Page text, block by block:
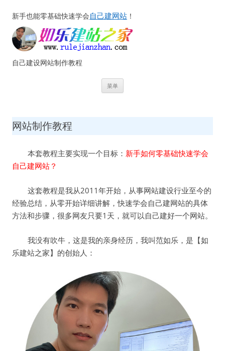
新手也能零基础快速学会自己建网站 ！
自己建设网站制作教程
菜单
网站制作教程
本套教程主要实现一个目标： 新手如何零基础快速学会
自己建网站？
这套教程是我从2011年开始，从事网站建设行业至今的
经验总结，从零开始详细讲解，快速学会自己建网站的具体
方法和步骤，很多网友只要1天，就可以自己建好一个网站。
我没有吹牛，这是我的亲身经历，我叫范如乐，是【如
乐建站之家】的创始人：